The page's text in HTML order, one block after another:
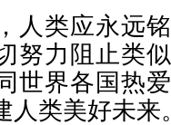
人类应永远
努力阻止类
世界各国热
人类美好未来